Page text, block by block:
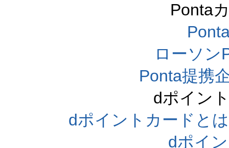
Ponta
ローソン
Ponta提携
dポイン
dポイントカードと
dポイ